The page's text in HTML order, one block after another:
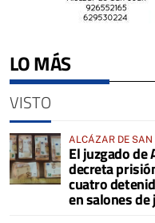
LO MÁS
VISTO
ALCÁZAR DE SAN
El juzgado de
decreta
cuatro
en salones de